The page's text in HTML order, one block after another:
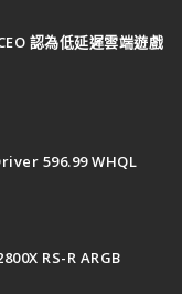
認為低延遲雲端遊戲
596.99 WHQL
RS-R ARGB